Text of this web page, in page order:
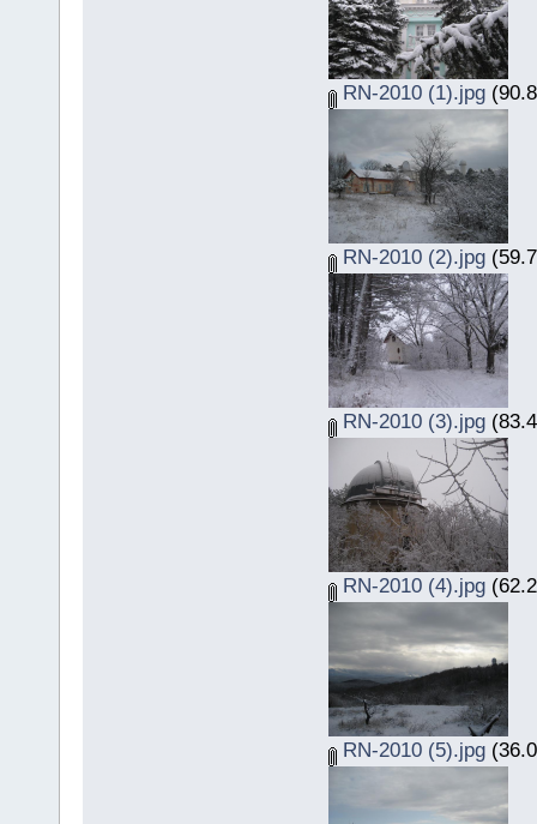
RN-2010 (1).jpg
RN-2010 (2).jpg
RN-2010 (3).jpg
RN-2010 (4).jpg
RN-2010 (5).jpg